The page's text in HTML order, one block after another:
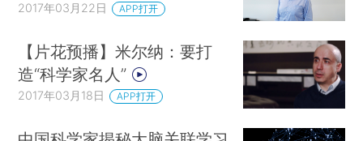
2017年03月22日 APP打开
【片花预播】米尔纳：要打
造“科学家名人”
2017年03月18日 APP打开